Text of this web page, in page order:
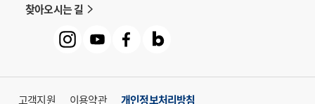
찾아오시는 길
고객지원 이용약관 개인정보처리방침